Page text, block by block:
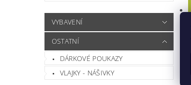
VYBAVENÍ
OSTATNÍ
DÁRKOVÉ POUKAZY
VLAJKY - NÁŠIVKY